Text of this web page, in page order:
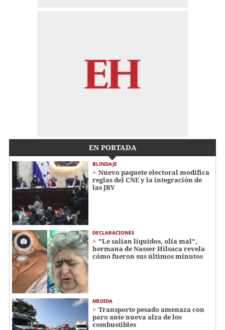
EN PORTADA
BLINDAJE
Nuevo paquete electoral modifica
reglas del CNE y la integración de
las JRV
DECLARACIONES
"Le salían líquidos, olía mal",
hermana de Nasser Hilsaca revela
cómo fueron sus últimos minutos
MEDIDA
Transporte pesado amenaza con
paro ante nueva alza de los
combustibles